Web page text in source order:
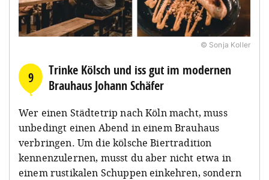
© Sonja Koller
9
Trinke Kölsch und iss gut im modernen
Brauhaus Johann Schäfer
Wer einen Städtetrip nach Köln macht, muss
unbedingt einen Abend in einem Brauhaus
verbringen. Um die kölsche Biertradition
kennenzulernen, musst du aber nicht etwa in
einem rustikalen Schuppen einkehren, sondern